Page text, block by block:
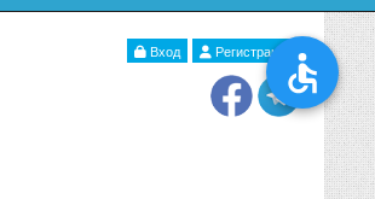
Вход Регистрация